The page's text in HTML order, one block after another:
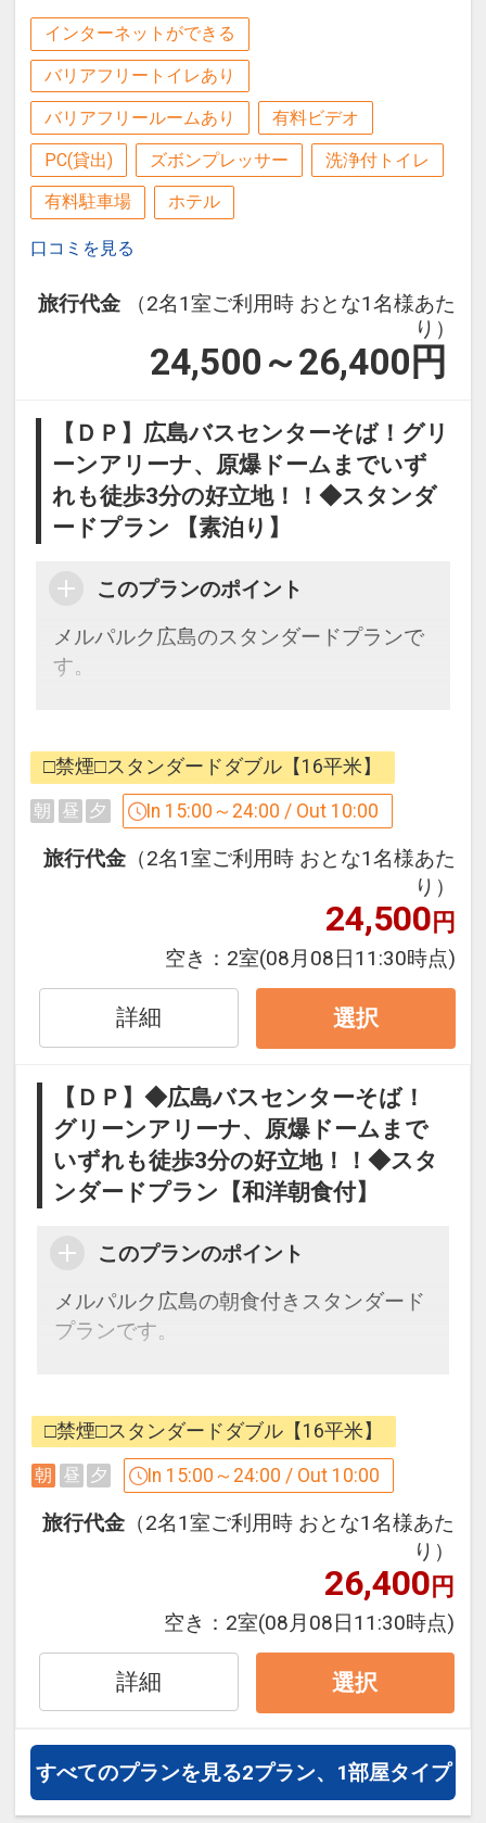
インターネットができる
バリアフリートイレあり
バリアフリールームあり 有料ビデオ
PC(貸出) ズボンプレッサー 洗浄付トイレ
有料駐車場 ホテル
口コミを見る
旅行代金
（2名1室ご利用時 おとな1名様あた
り）
24,500～26,400 円
【ＤＰ】広島バスセンターそば！グリ
ーンアリーナ、原爆ドームまでいず
れも徒歩3分の好立地！！◆スタンダ
ードプラン 【素泊り】
このプランのポイント
メルパルク広島のスタンダードプランで
す。
うに、清潔なお部屋を提供いたします。
フロントスタッフは、フレンドリーなが
らスピードある応対を心がけ、
お客様が安心・安全に広島で思い出深く
お過ごしいただけるようお約束いたしま
直前予約にも最適なプランです。
◇全室Ｗｉ-Ｆｉ＆有線ＬＡＮ完備！ 無
◇全室ＶＯＤ完備
【コインランドリーについて】
・洗濯機3台、乾燥機3台がございます。
自動投入になります）
・利用時間の制限は設けておりません
が、深夜から未明の時間帯でのご利用は
【ホテルまでのアクセス】
・広島バスセンターそば 徒歩3分
・広島電鉄 紙屋町西電停 目の前
・ひろしまゲートパークプラザ（イベン
ト広場）（徒歩約1分）
・シミントひろしま（商業施設）（徒歩
約1分）
・そごう広島店、NTTクレドホール、パ
セーラ（徒歩約1分）
・広島グリーンアリーナ（徒歩約3分）
・広島城（徒歩約8分）
□禁煙□スタンダードダブル【16平米】
朝 昼 夕 In 15:00～24:00 / Out 10:00
旅行代金 （2名1室ご利用時 おとな1名様あた
り）
24,500円
空き： 2室(08月08日11:30時点)
詳細 選択
【ＤＰ】◆広島バスセンターそば！
グリーンアリーナ、原爆ドームまで
いずれも徒歩3分の好立地！！◆スタ
ンダードプラン【和洋朝食付】
このプランのポイント
メルパルク広島の朝食付きスタンダード
プランです。
瀬戸内周辺の郷土料理を楽しめる広島の
朝ごはんを
バイキングでお楽しみください。
・営業時間 7：00～9：30（最終入店
・場所 2F 和ダイニング「アストラル」
【コインランドリーについて】
・洗濯機3台、乾燥機3台がございます。
・洗濯機：1回 300円（約30分・洗剤は
自動投入になります）
・乾燥機：1回 100円（約30分）
・利用時間の制限は設けておりません
□禁煙□スタンダードダブル【16平米】
朝 昼 夕 In 15:00～24:00 / Out 10:00
旅行代金 （2名1室ご利用時 おとな1名様あた
り）
26,400円
空き： 2室(08月08日11:30時点)
詳細 選択
すべてのプランを見る2プラン、1部屋タイプ